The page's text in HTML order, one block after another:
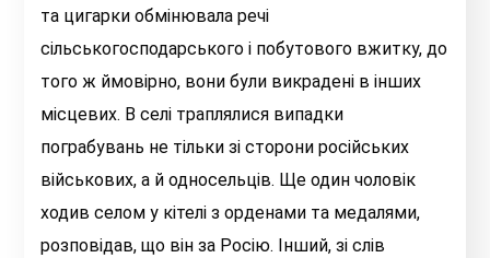
та цигарки обмінювала речі
сільськогосподарського і побутового вжитку, до
того ж ймовірно, вони були викрадені в інших
місцевих. В селі траплялися випадки
пограбувань не тільки зі сторони російських
військових, а й односельців. Ще один чоловік
ходив селом у кітелі з орденами та медалями,
розповідав, що він за Росію. Інший, зі слів